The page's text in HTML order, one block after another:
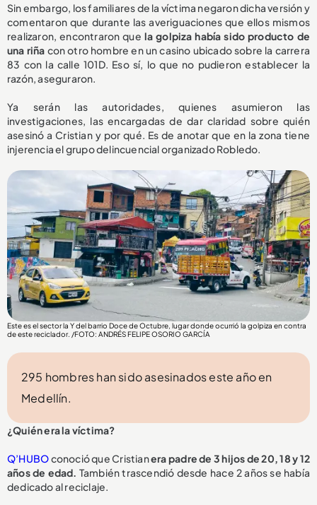
Sin embargo, los familiares de la víctima negaron dicha versión y
comentaron que durante las averiguaciones que ellos mismos
realizaron, encontraron que la golpiza había sido producto de
una riña con otro hombre en un casino ubicado sobre la carrera
83 con la calle 101D. Eso sí, lo que no pudieron establecer la
razón, aseguraron.
Ya serán las autoridades, quienes asumieron las
investigaciones, las encargadas de dar claridad sobre quién
asesinó a Cristian y por qué. Es de anotar que en la zona tiene
injerencia el grupo delincuencial organizado Robledo.
Este es el sector la Y del barrio Doce de Octubre, lugar donde ocurrió la golpiza en contra
de este reciclador. /FOTO: ANDRÉS FELIPE OSORIO GARCÍA
295 hombres han sido asesinados este año en
Medellín.
¿Quién era la víctima?
Q’HUBOconoció que Cristianera padre de 3 hijos de 20, 18 y 12
años de edad. También trascendió desde hace 2 años se había
dedicado al reciclaje.